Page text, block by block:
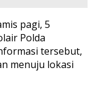
pagi, 5
Polda
tersebut,
menuju lokasi